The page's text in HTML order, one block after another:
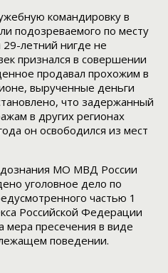
командировку в
подозреваемого по месту
летний нигде не
признался в совершении
продавал прохожим в
вырученные деньги
что задержанный
в других регионах
он освободился из мест
МО МВД России
уголовное дело по
частью 1
Российской Федерации
мера пресечения в виде
поведении.